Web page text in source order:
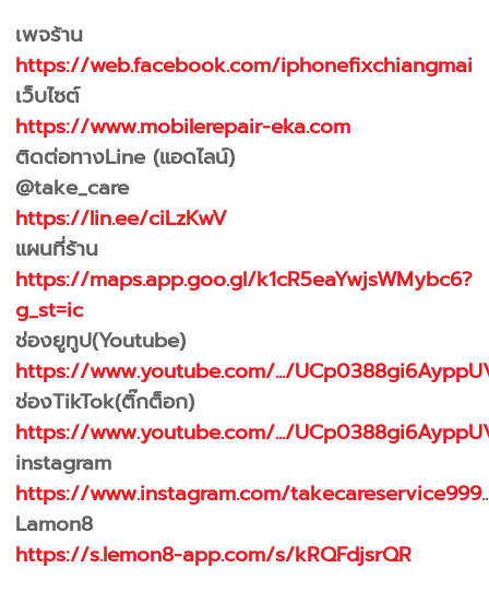
เพจร้าน
https://web.facebook.com/iphonefixchiangmai
เว็บไซต์
https://www.mobilerepair-eka.com
ติดต่อทางLine (แอดไลน์)
@take_care
https://lin.ee/ciLzKwV
แผนที่ร้าน
https://maps.app.goo.gl/k1cR5eaYwjsWMybc6?
g_st=ic
ช่องยูทูป(Youtube)
https://www.youtube.com/.../
ช่องTikTok(ติ๊กต็อก)
https://www.youtube.com/.../
instagram
https://www.instagram.com/takecareservice999
Lamon8
https://s.lemon8-app.com/s/kRQFdjsrQR